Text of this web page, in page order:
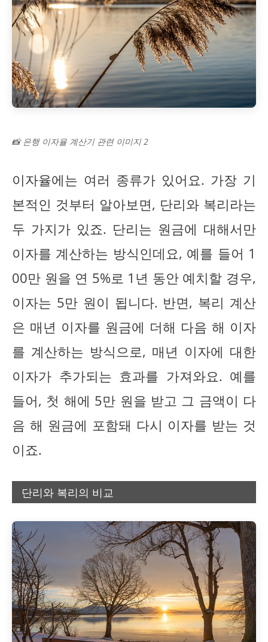
📸 은행 이자율 계산기 관련 이미지 2
이자율에는 여러 종류가 있어요. 가장 기
본적인 것부터 알아보면, 단리와 복리라는
두 가지가 있죠. 단리는 원금에 대해서만
이자를 계산하는 방식인데요, 예를 들어 1
00만 원을 연 5%로 1년 동안 예치할 경우,
이자는 5만 원이 됩니다. 반면, 복리 계산
은 매년 이자를 원금에 더해 다음 해 이자
를 계산하는 방식으로, 매년 이자에 대한
이자가 추가되는 효과를 가져와요. 예를
들어, 첫 해에 5만 원을 받고 그 금액이 다
음 해 원금에 포함돼 다시 이자를 받는 것
이죠.
단리와 복리의 비교